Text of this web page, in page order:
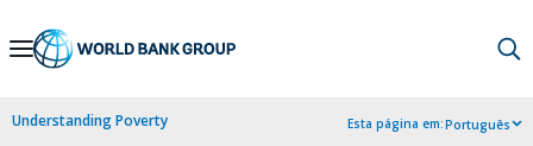
Skip
Navigation
Understanding Poverty Esta página em:Português